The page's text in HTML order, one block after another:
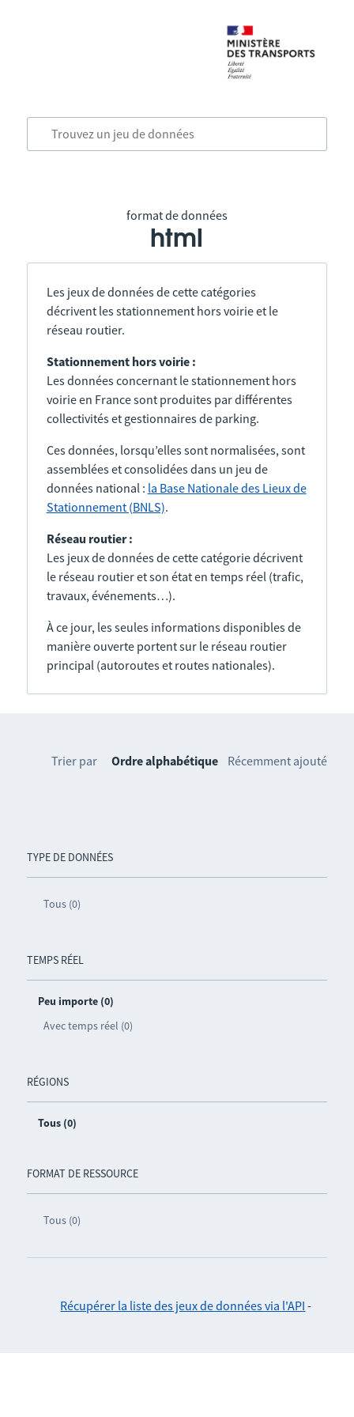
format de données
html
Les jeux de données de cette catégories
décrivent les stationnement hors voirie et le
réseau routier.
Stationnement hors voirie :
Les données concernant le stationnement hors
voirie en France sont produites par différentes
collectivités et gestionnaires de parking.
Ces données, lorsqu’elles sont normalisées, sont
assemblées et consolidées dans un jeu de
données national : la Base Nationale des Lieux de
Stationnement (BNLS).
Réseau routier :
Les jeux de données de cette catégorie décrivent
le réseau routier et son état en temps réel (trafic,
travaux, événements…).
À ce jour, les seules informations disponibles de
manière ouverte portent sur le réseau routier
principal (autoroutes et routes nationales).
TYPE DE DONNÉES
Tous (0)
TEMPS RÉEL
Peu importe (0)
Avec temps réel (0)
RÉGIONS
Tous (0)
FORMAT DE RESSOURCE
Tous (0)
Trier par Ordre alphabétique Récemment ajouté
Récupérer la liste des jeux de données via l'API -